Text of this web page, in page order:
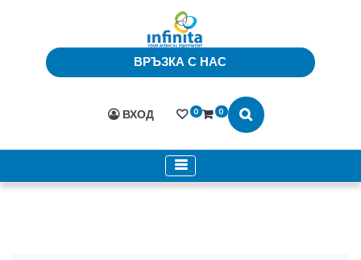
ВРЪЗКА С НАС
ВХОД 0 0